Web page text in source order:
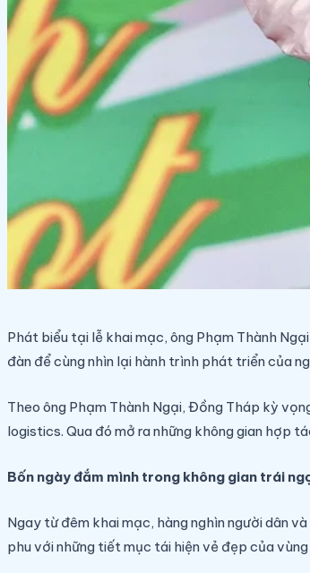
Phát biểu tại lễ khai mạc, ông Phạm Thành
đàn để cùng nhìn lại hành trình phát triển của
Theo ông Phạm Thành Ngại, Đồng Tháp kỳ
logistics. Qua đó mở ra những không gian hợp
Bốn ngày đắm mình trong không gian trái
Ngay từ đêm khai mạc, hàng nghìn người dân
phu với những tiết mục tái hiện vẻ đẹp của